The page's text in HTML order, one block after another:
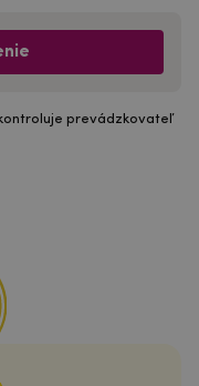
prevádzkovateľ